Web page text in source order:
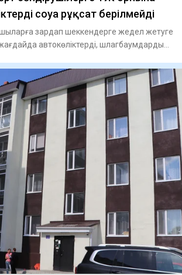
соғуға рұқсат берілмейді
зардап шеккендерге жедел жетуге
жағдайда автокөліктерді, шлагбаумдарды